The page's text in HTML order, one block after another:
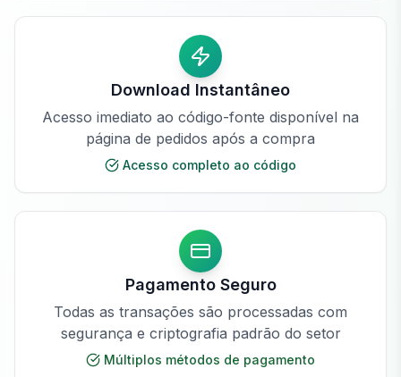
Download Instantâneo
Acesso imediato ao código-fonte disponível na
página de pedidos após a compra
Acesso completo ao código
Pagamento Seguro
Todas as transações são processadas com
segurança e criptografia padrão do setor
Múltiplos métodos de pagamento